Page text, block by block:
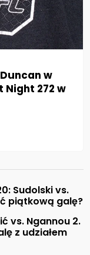
w
Night 272 w
Sudolski vs.
piątkową galę?
vs. Ngannou 2.
z udziałem